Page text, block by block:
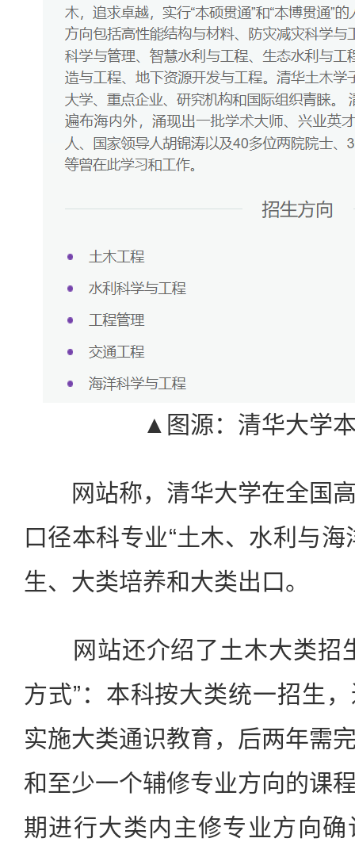
▲图源：清华大学
网站称，清华大学在全国高
口径本科专业“土木、水利与
生、大类培养和大类出口。
网站还介绍了土木大类招
方式”：本科按大类统一招生
实施大类通识教育，后两年需
和至少一个辅修专业方向的课
期进行大类内主修专业方向